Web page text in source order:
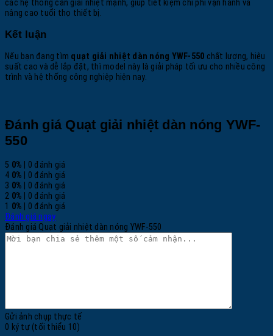
các hệ thống cần giải nhiệt mạnh, giúp tiết kiệm chi phí vận hành và
nâng cao tuổi thọ thiết bị.
Kết luận
Nếu bạn đang tìm quạt giải nhiệt dàn nóng YWF-550 chất lượng, hiệu
suất cao và dễ lắp đặt, thì model này là giải pháp tối ưu cho nhiều công
trình và hệ thống công nghiệp hiện nay.
Đánh giá Quạt giải nhiệt dàn nóng YWF-
550
5 0% | 0 đánh giá
4 0% | 0 đánh giá
3 0% | 0 đánh giá
2 0% | 0 đánh giá
1 0% | 0 đánh giá
Đánh giá ngay
Đánh giá Quạt giải nhiệt dàn nóng YWF-550
Gửi ảnh chụp thực tế
0 ký tự (tối thiểu 10)